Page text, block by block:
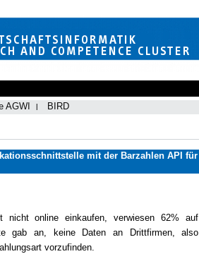
AGWI BIRD
mit der Barzahlen API für
nicht online einkaufen, verwiesen 62% auf
gab an, keine Daten an Drittfirmen, also
vorzufinden.